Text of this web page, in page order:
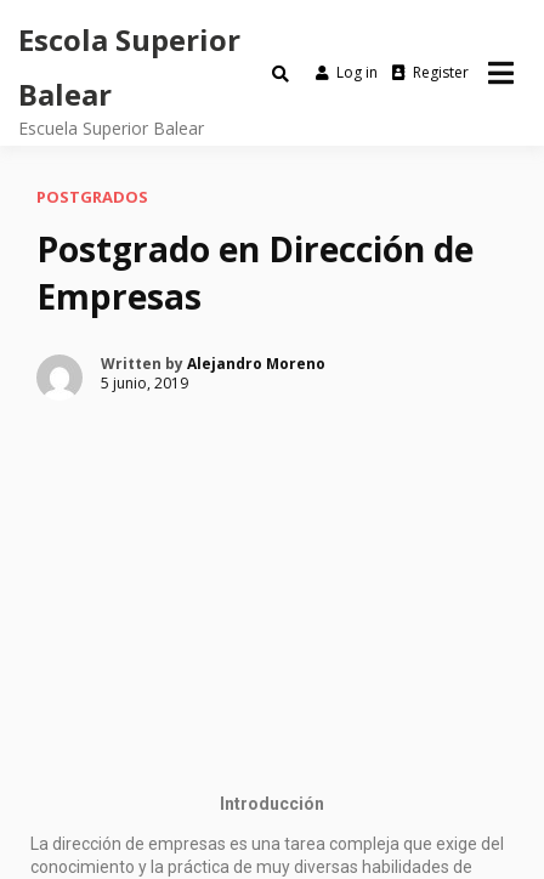
Escola Superior
Balear
Escuela Superior Balear
Log in Register
POSTGRADOS
Postgrado en Dirección de
Empresas
Written byAlejandro Moreno
5 junio, 2019
Introducción
La dirección de empresas es una tarea compleja que exige del
conocimiento y la práctica de muy diversas habilidades de